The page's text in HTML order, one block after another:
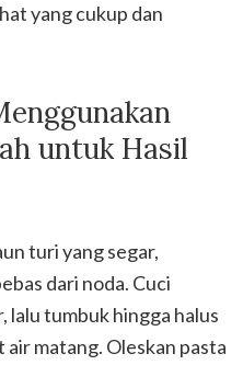
yang cukup dan
untuk Hasil
turi yang segar,
dari noda. Cuci
lalu tumbuk hingga halus
matang. Oleskan pasta